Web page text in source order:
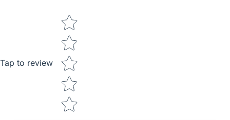
Tap to review
Star rating